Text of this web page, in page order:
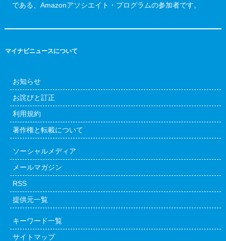
である、Amazonアソシエイト・プログラムの参加者です。
マイナビニュースについて
お知らせ
お詫びと訂正
利用規約
著作権と転載について
ソーシャルメディア
メールマガジン
RSS
提供元一覧
キーワード一覧
サイトマップ